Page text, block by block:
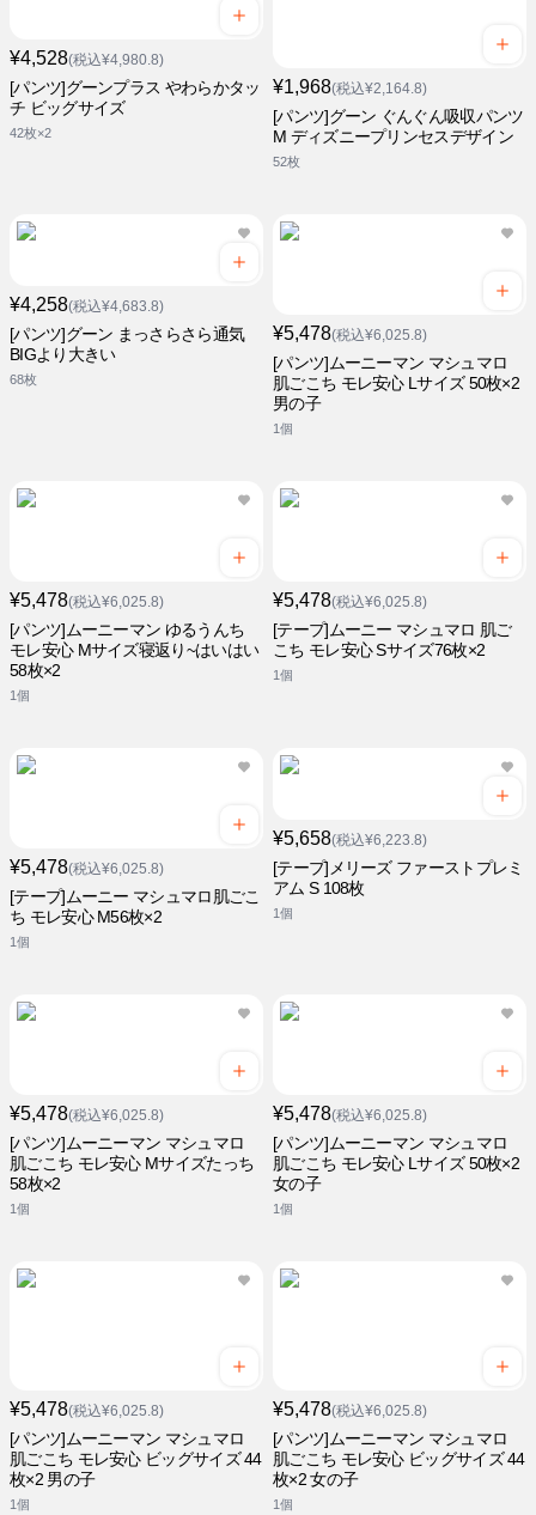
¥4,528(税込¥4,980.8)
[パンツ]グーンプラス やわらかタッ
チ ビッグサイズ
42枚×2
¥1,968(税込¥2,164.8)
[パンツ]グーン ぐんぐん吸収パンツ
M ディズニープリンセスデザイン
52枚
¥4,258(税込¥4,683.8)
[パンツ]グーン まっさらさら通気
BIGより大きい
68枚
¥5,478(税込¥6,025.8)
[パンツ]ムーニーマン マシュマロ
肌ごこち モレ安心 Lサイズ 50枚×2
男の子
1個
¥5,478(税込¥6,025.8)
[パンツ]ムーニーマン ゆるうんち
モレ安心 Mサイズ寝返り~はいはい
58枚×2
1個
¥5,478(税込¥6,025.8)
[テープ]ムーニー マシュマロ 肌ご
こち モレ安心 Sサイズ76枚×2
1個
¥5,478(税込¥6,025.8)
[テープ]ムーニー マシュマロ肌ごこ
ち モレ安心 M56枚×2
1個
¥5,658(税込¥6,223.8)
[テープ]メリーズ ファーストプレミ
アム S 108枚
1個
¥5,478(税込¥6,025.8)
[パンツ]ムーニーマン マシュマロ
肌ごこち モレ安心 Mサイズたっち
58枚×2
1個
¥5,478(税込¥6,025.8)
[パンツ]ムーニーマン マシュマロ
肌ごこち モレ安心 Lサイズ 50枚×2
女の子
1個
¥5,478(税込¥6,025.8)
[パンツ]ムーニーマン マシュマロ
肌ごこち モレ安心 ビッグサイズ 44
枚×2 男の子
1個
¥5,478(税込¥6,025.8)
[パンツ]ムーニーマン マシュマロ
肌ごこち モレ安心 ビッグサイズ 44
枚×2 女の子
1個